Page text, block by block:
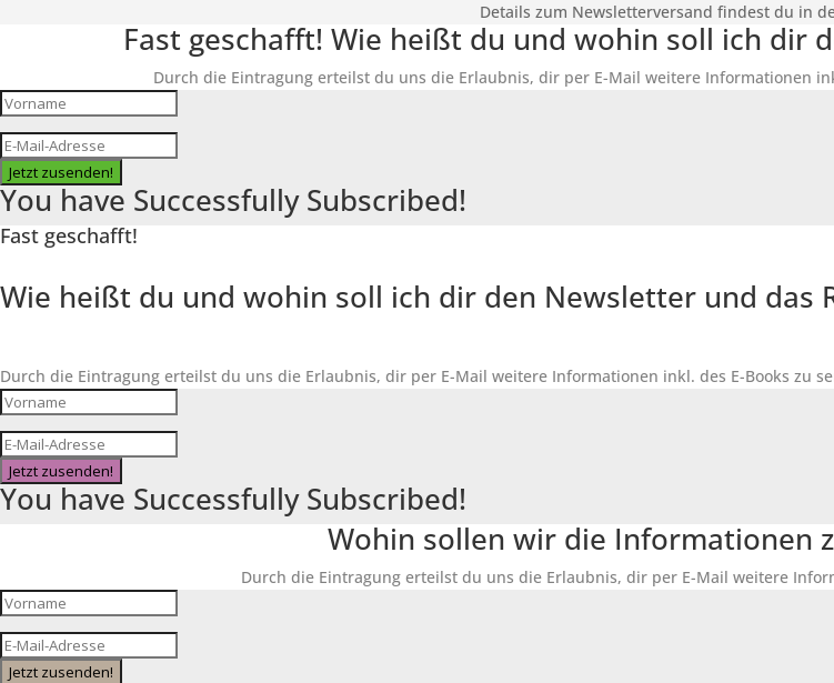
Details zum Newsletterversand findest du in
Fast geschafft! Wie heißt du und wohin soll ich dir
Durch die Eintragung erteilst du uns die Erlaubnis, dir per E-Mail weitere Informationen
Jetzt zusenden!
You have Successfully Subscribed!
Fast geschafft!
Wie heißt du und wohin soll ich dir den Newsletter und das
Durch die Eintragung erteilst du uns die Erlaubnis, dir per E-Mail weitere Informationen inkl. des E-Books zu
Jetzt zusenden!
You have Successfully Subscribed!
Wohin sollen wir die Informationen
Durch die Eintragung erteilst du uns die Erlaubnis, dir per E-Mail weitere
Jetzt zusenden!